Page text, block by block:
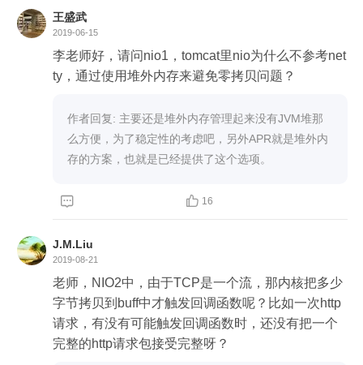
王盛武
2019-06-15
李老师好，请问nio1，tomcat里nio为什么不参考net
ty，通过使用堆外内存来避免零拷贝问题？
作者回复: 主要还是堆外内存管理起来没有JVM堆那
么方便，为了稳定性的考虑吧，另外APR就是堆外内
存的方案，也就是已经提供了这个选项。
  16
J.M.Liu
2019-08-21
老师，NIO2中，由于TCP是一个流，那内核把多少
字节拷贝到buff中才触发回调函数呢？比如一次http
请求，有没有可能触发回调函数时，还没有把一个
完整的http请求包接受完整呀？